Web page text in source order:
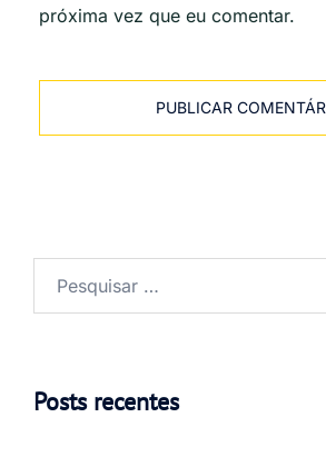
próxima vez que eu comentar.
Posts recentes